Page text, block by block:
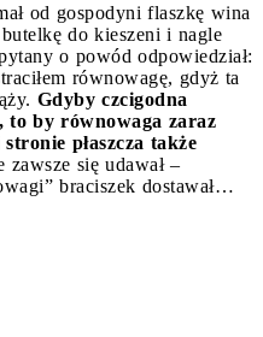
od gospodyni flaszkę wina
do kieszeni i nagle
o powód odpowiedział:
równowagę, gdyż ta
Gdyby czcigodna
to by równowaga zaraz
płaszcza także
się udawał –
braciszek dostawał…